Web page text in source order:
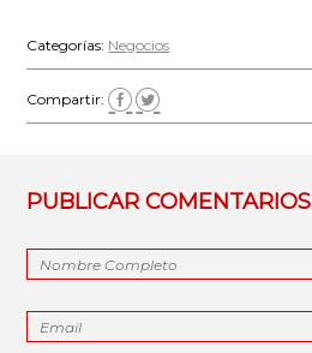
Categorías: Negocios
Compartir:
PUBLICAR COMENTARIOS